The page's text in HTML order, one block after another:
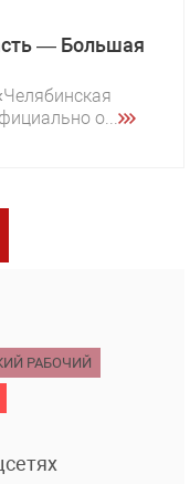
— Большая
о...
РАБОЧИЙ